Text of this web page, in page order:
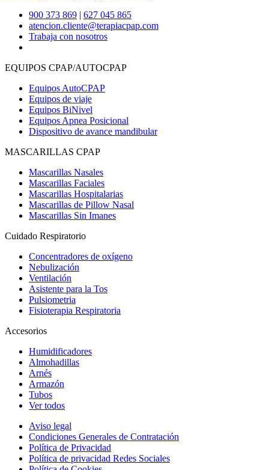
900 373 869 | 627 045 865
atencion.cliente@terapiacpap.com
Trabaja con nosotros
EQUIPOS CPAP/AUTOCPAP
Equipos AutoCPAP
Equipos de viaje
Equipos BiNivel
Equipos Apnea Posicional
Dispositivo de avance mandibular
MASCARILLAS CPAP
Mascarillas Nasales
Mascarillas Faciales
Mascarillas Hospitalarias
Mascarillas de Pillow Nasal
Mascarillas Sin Imanes
Cuidado Respiratorio
Concentradores de oxígeno
Nebulización
Ventilación
Asistente para la Tos
Pulsiometria
Fisioterapia Respiratoria
Accesorios
Humidificadores
Almohadillas
Arnés
Armazón
Tubos
Ver todos
Aviso legal
Condiciones Generales de Contratación
Política de Privacidad
Política de privacidad Redes Sociales